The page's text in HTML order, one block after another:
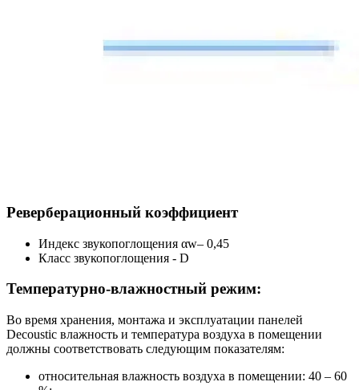
Реверберационный коэффициент
Индекс звукопоглощения αw– 0,45
Класс звукопоглощения - D
Температурно-влажностный режим:
Во время хранения, монтажа и эксплуатации панелей
Decoustic влажность и температура воздуха в помещении
должны соответствовать следующим показателям:
относительная влажность воздуха в помещении: 40 – 60